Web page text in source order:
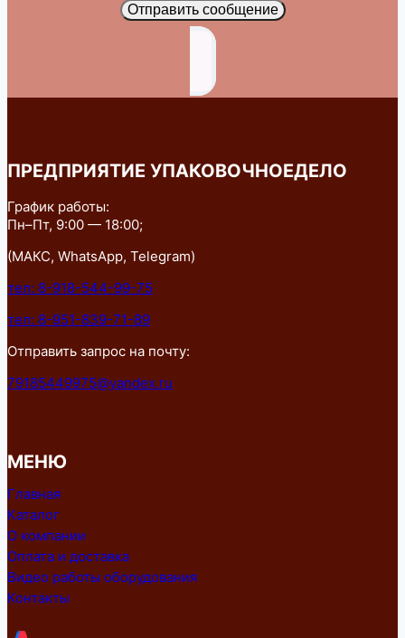
Отправить сообщение
ПРЕДПРИЯТИЕ УПАКОВОЧНОЕДЕЛО
График работы:
Пн–Пт, 9:00 — 18:00;
(МАКС, WhatsApp, Telegram)
тел: 8-918-544-99-75
тел: 8-951-839-71-89
Отправить запрос на почту:
79185449975@yandex.ru
МЕНЮ
Главная
Каталог
О компании
Оплата и доставка
Видео работы оборудования
Контакты